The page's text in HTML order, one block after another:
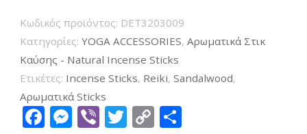
Κωδικός προϊόντος: DET3203009
Κατηγορίες: YOGA ACCESSORIES, Αρωματικά Στικ
Καύσης - Natural Incense Sticks
Ετικέτες: Incense Sticks, Reiki, Sandalwood,
Αρωματικά Sticks
Facebook
Messenger
ViberTwitter
Copy